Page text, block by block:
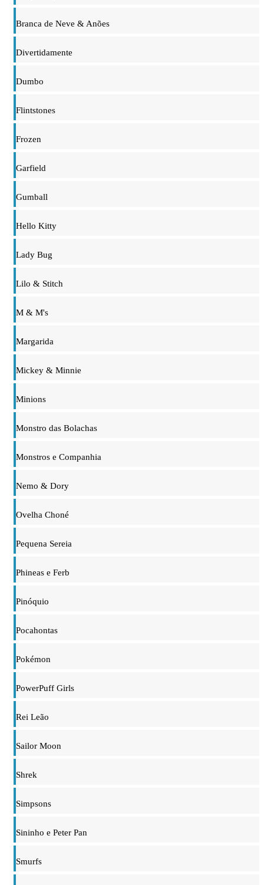
Branca de Neve & Anões
Divertidamente
Dumbo
Flintstones
Frozen
Garfield
Gumball
Hello Kitty
Lady Bug
Lilo & Stitch
M & M's
Margarida
Mickey & Minnie
Minions
Monstro das Bolachas
Monstros e Companhia
Nemo & Dory
Ovelha Choné
Pequena Sereia
Phineas e Ferb
Pinóquio
Pocahontas
Pokémon
PowerPuff Girls
Rei Leão
Sailor Moon
Shrek
Simpsons
Sininho e Peter Pan
Smurfs